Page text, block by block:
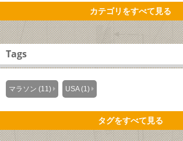
カテゴリをすべて見る
Tags
マラソン (11) USA (1)
タグをすべて見る